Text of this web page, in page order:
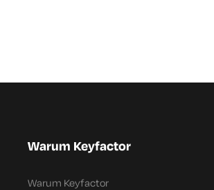
Warum Keyfactor
Warum Keyfactor